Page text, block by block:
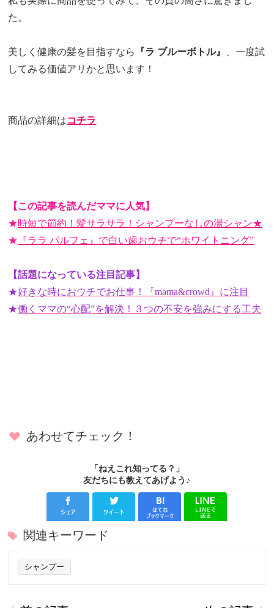
た。
美しく健康の髪を目指すなら 『ラ ブルーボトル』
、一度試
してみる価値アリかと思います！
商品の詳細はコチラ
【この記事を読んだママに人気】
★時短で節約！髪サラサラ！シャンプーなしの湯シャン★
★ 『ララ パルフェ』で白い歯おウチで“ホワイトニング”
【話題になっている注目記事】
★好きな時におウチでお仕事！『mama&crowd』に注目
★働くママの“心配”を解決！３つの不安を強みにする工夫
あわせてチェック！
「ねえこれ知ってる？」
友だちにも教えてあげよう♪
関連キーワード
シャンプー